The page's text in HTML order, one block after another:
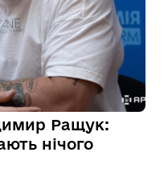
Ращук:
нічого